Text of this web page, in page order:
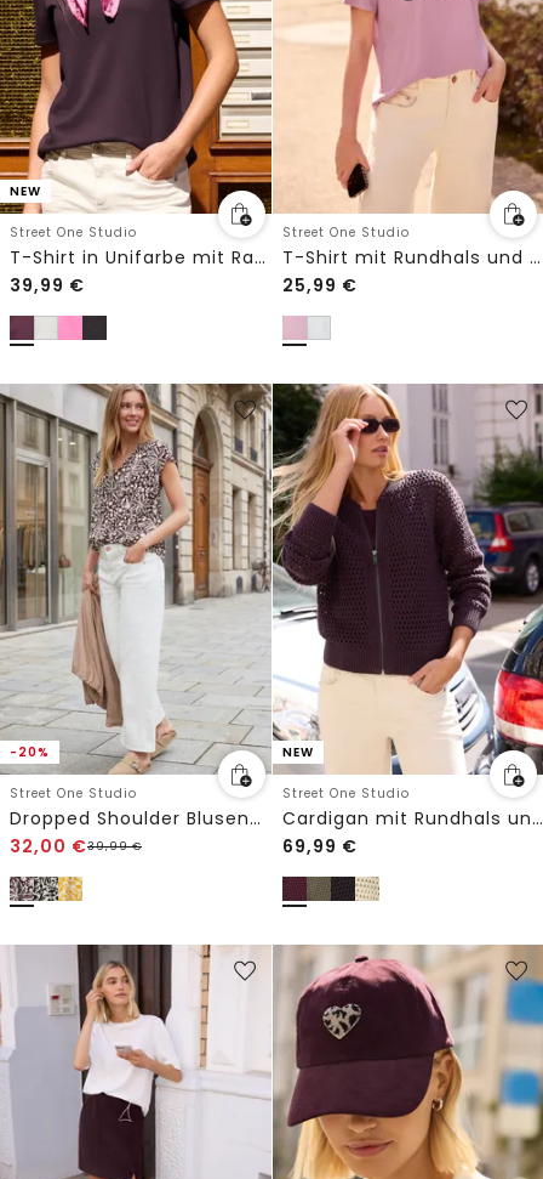
NEW
Street One Studio
T-Shirt in Unifarbe mit Raffung
39,99 €
Street One Studio
T-Shirt mit Rundhals und Wording
25,99 €
-20%
Street One Studio
Dropped Shoulder Blusenshirt mit Bändern
32,00 €39,99€
NEW
Street One Studio
Cardigan mit Rundhals und Zipper
69,99 €